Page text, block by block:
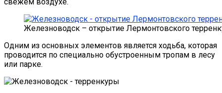
Железноводск – открытие Лермонтовского
Одним из основных элементов является ходьба, которая
проводится по специально обустроенным тропам в лесу
или парке.